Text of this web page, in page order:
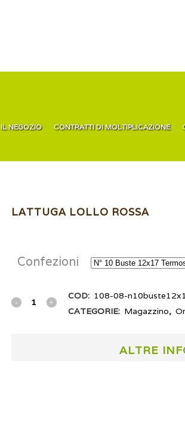
IL NEGOZIO CONTRATTI DI MOLTIPLICAZIONE
LATTUGA LOLLO ROSSA
Confezioni
COD: 108-08-
CATEGORIE: Magazzino,
ALTRE